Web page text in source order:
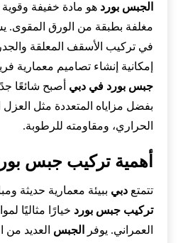
الجبس بورد هو مادة خفيفة
مغلفة بطبقة من الورق
في تركيب الأسقف المعلقة
إمكانية إنشاء تصاميم معمارية
جبس بورد في دبي أصبح شائعًا
بفضل مزاياه المتعددة مثل
الحراري، ومقاومته للرطوبة.
أهمية تركيب جبس
تتمتعدبي ببيئة معمارية حديثة
تركيب جبس بورد خيارًا مثاليًا
العمراني. يوفر
الجبس العديد من